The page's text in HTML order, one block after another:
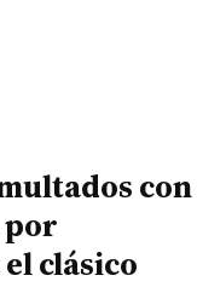
con
por
clásico